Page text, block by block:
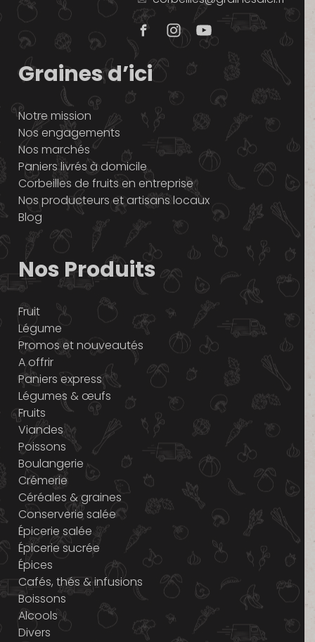
Graines d’ici
Notre mission
Nos engagements
Nos marchés
Paniers livrés à domicile
Corbeilles de fruits en entreprise
Nos producteurs et artisans locaux
Blog
Nos Produits
Fruit
Légume
Promos et nouveautés
A offrir
Paniers express
Légumes & œufs
Fruits
Viandes
Poissons
Boulangerie
Crémerie
Céréales & graines
Conserverie salée
Épicerie salée
Épicerie sucrée
Épices
Cafés, thés & infusions
Boissons
Alcools
Divers